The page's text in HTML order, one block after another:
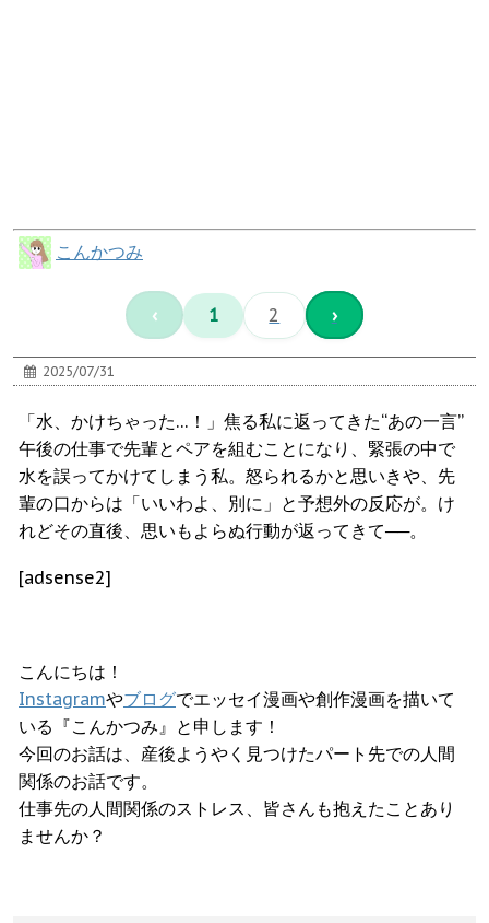
こんかつみ
‹ 1 2 ›
2025/07/31
「水、かけちゃった…！」焦る私に返ってきた“あの一言”
午後の仕事で先輩とペアを組むことになり、緊張の中で
水を誤ってかけてしまう私。怒られるかと思いきや、先
輩の口からは「いいわよ、別に」と予想外の反応が。け
れどその直後、思いもよらぬ行動が返ってきて──。
[adsense2]
こんにちは！
Instagramやブログでエッセイ漫画や創作漫画を描いて
いる『こんかつみ』と申します！
今回のお話は、産後ようやく見つけたパート先での人間
関係のお話です。
仕事先の人間関係のストレス、皆さんも抱えたことあり
ませんか？